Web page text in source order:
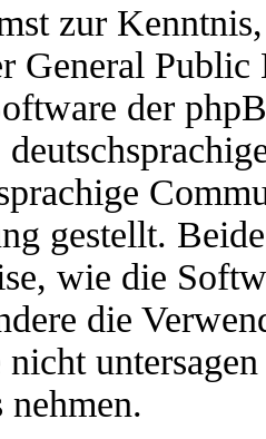
zur
General
der
gestellt.
wie die
die